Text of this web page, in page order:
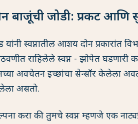
बाजूंची जोडी: प्रकट
यांनी स्वप्नातील आशय दोन
राहिलेले स्वप्न - झोपेत घडणारी
अवचेतन इच्छांचा सेन्सॉर केलेला
असतो.
करा की तुमचे स्वप्न म्हणजे एक